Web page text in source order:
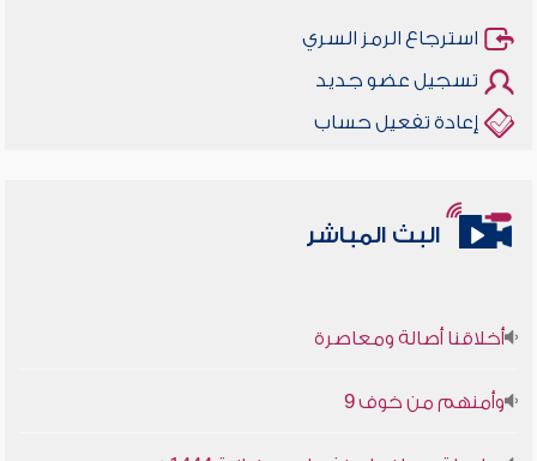
استرجاع الرمز السري
تسجيل عضو جديد
إعادة تفعيل حساب
البث المباشر
أخلاقنا أصالة ومعاصرة
وأمنهم من خوف 9